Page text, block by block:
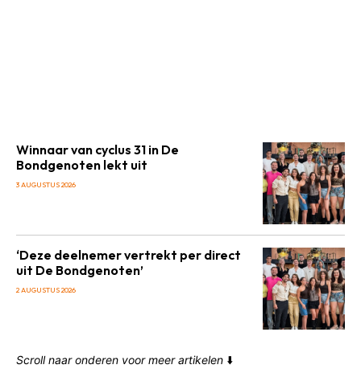
Winnaar van cyclus 31 in De
Bondgenoten lekt uit
3 AUGUSTUS 2026
‘Deze deelnemer vertrekt per direct
uit De Bondgenoten’
2 AUGUSTUS 2026
Scroll naar onderen voor meer artikelen ⬇️